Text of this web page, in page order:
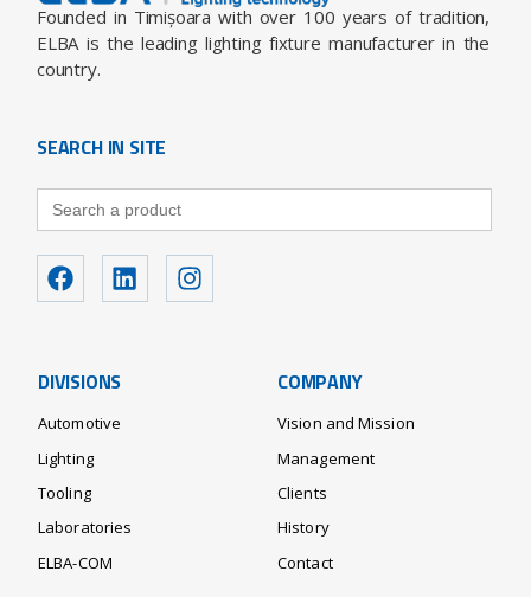
Founded in Timișoara with over 100 years of tradition,
ELBA is the leading lighting fixture manufacturer in the
country.
SEARCH IN SITE
Search
for:
DIVISIONS
Automotive
Lighting
Tooling
Laboratories
ELBA-COM
COMPANY
Vision and Mission
Management
Clients
History
Contact